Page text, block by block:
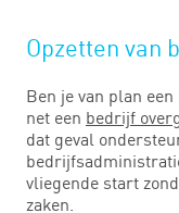
Opzetten van
Ben je van plan
net een bedrijf
dat geval
vliegende start
zaken.